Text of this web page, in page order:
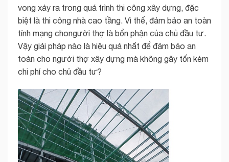
vong xảy ra trong quá trình thi công xây dựng, đặc
biệt là thi công nhà cao tầng. Vì thế, đảm bảo an toàn
tính mạng chongười thợ là bổn phận của chủ đầu tư.
Vậy giải pháp nào là hiệu quả nhất để đảm bảo an
toàn cho người thợ xây dựng mà không gây tốn kém
chi phí cho chủ đầu tư?